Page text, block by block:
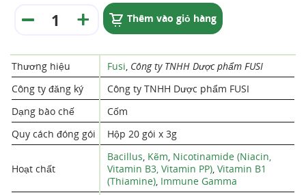
Thêm vào giỏ hàng
Thương hiệu Fusi, Công ty TNHH Dược phẩm FUSI
Công ty đăng ký
Công ty TNHH Dược phẩm FUSI
Dạng bào chế
Cốm
Quy cách đóng gói
Hộp 20 gói x 3g
Hoạt chất
Bacillus, Kẽm, Nicotinamide (Niacin,
Vitamin B3, Vitamin PP), Vitamin B1
(Thiamine), Immune Gamma